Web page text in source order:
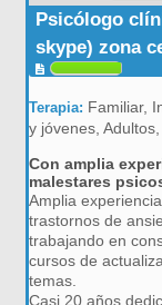
Psicólogo
skype) zona
Terapia: Familiar,
y jóvenes,
Con amplia
malestares
Amplia
trastornos de
trabajando en
cursos de
temas.
Casi 20 años